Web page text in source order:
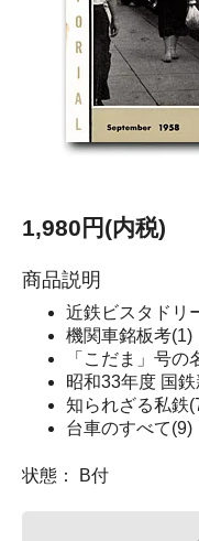
1,980円(内税)
商品説明
近鉄ビスタドリ
機関車銘板考(1)
「こだま」号
昭和33年度 国
知られざる私鉄
台車のすべて(9)
状態： B付